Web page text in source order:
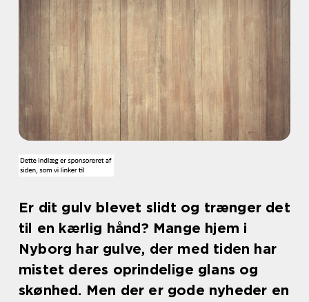
Er dit gulv blevet slidt og trænger det
til en kærlig hånd? Mange hjem i
Nyborg har gulve, der med tiden har
mistet deres oprindelige glans og
skønhed. Men der er gode nyheder en